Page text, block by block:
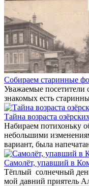
Собираем старинные
Уважаемые посетители
знакомых есть
Тайна возраста
Набираем потихоньку
небольшими
вариант, была
Самолёт, упавший в
Тёплый солнечный
мой давний приятель